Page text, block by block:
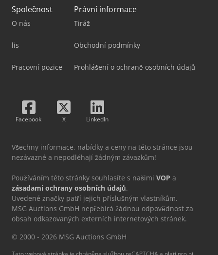
Společnost
O nás
lis
Pracovní pozice
Právní informace
Tiráž
Obchodní podmínky
Prohlášení o ochraně osobních údajů
Facebook X LinkedIn
Všechny informace, nabídky a ceny na této stránce jsou
nezávazné a nepodléhají žádným závazkům!
Používáním této stránky souhlasíte s našimi VOP a
zásadami ochrany osobních údajů.
Uvedené značky patří jejich příslušným vlastníkům.
MSG Auctions GmbH nepřebírá žádnou odpovědnost za
obsah odkazovaných externích internetových stránek.
© 2000 - 2026 MSG Auctions GmbH